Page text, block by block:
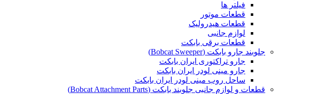
فیلتر ها
قطعات موتور
قطعات هیدرولیک
لوازم جانبی
قطعات برقی بابکت
جلوبند جارو بابکت (Bobcat Sweeper)
جارو تراکتوری ایران بابکت
جارو مینی لودر ایران بابکت
ساحل روب مینی لودر ایران بابکت
قطعات و لوازم جانبی جلوبند بابکت (Bobcat Attachment Parts)